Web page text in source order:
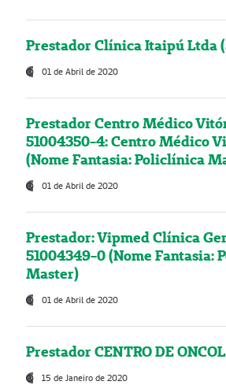
Prestador Clínica Itaipú Ltda
01 de Abril de 2020
Prestador Centro Médico
51004350-4: Centro Médico
(Nome Fantasia: Policlínica
01 de Abril de 2020
Prestador: Vipmed Clínica
51004349-0 (Nome Fantasia:
Master)
01 de Abril de 2020
Prestador CENTRO DE
15 de Janeiro de 2020